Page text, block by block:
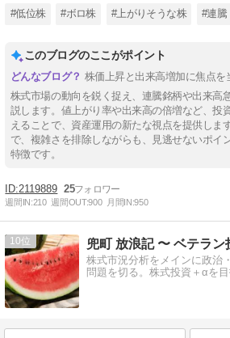
#低位株 #ボロ株 #上がりそうな株 #連騰
このブログのここがポイント
株価上昇と出来高増加に焦点を
株式市場の動向を鋭く捉え、連騰銘柄や出来高
説します。値上がり率や出来高の倍増など、投
えることで、資産運用の新たな視点を提供しま
で、複雑さを排除しながらも、見逃せないポイ
特徴です。
2119889 25
週間IN:210 週間OUT:900 月間IN:950
10
株式市況分析をメインに政治
問題を切る。株式投資＋αを